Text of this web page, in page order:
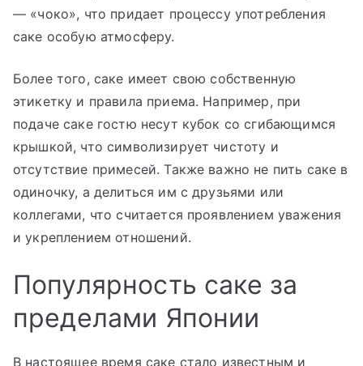
— «чоко», что придает процессу употребления
саке особую атмосферу.
Более того, саке имеет свою собственную
этикетку и правила приема. Например, при
подаче саке гостю несут кубок со сгибающимся
крышкой, что символизирует чистоту и
отсутствие примесей. Также важно не пить саке в
одиночку, а делиться им с друзьями или
коллегами, что считается проявлением уважения
и укреплением отношений.
Популярность саке за
пределами Японии
В настоящее время саке стало известным и